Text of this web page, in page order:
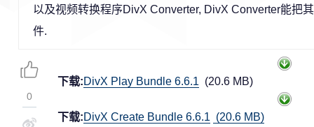
以及视频转换程序DivX Converter, DivX Converter能把
件.
下载:DivX Play Bundle 6.6.1 (20.6 MB)
下载:DivX Create Bundle 6.6.1 (20.6 MB)
0